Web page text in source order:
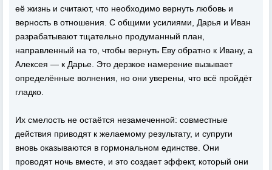
её жизнь и считают, что необходимо вернуть любовь и
верность в отношения. С общими усилиями, Дарья и Иван
разрабатывают тщательно продуманный план,
направленный на то, чтобы вернуть Еву обратно к Ивану, а
Алексея — к Дарье. Это дерзкое намерение вызывает
определённые волнения, но они уверены, что всё пройдёт
гладко.
Их смелость не остаётся незамеченной: совместные
действия приводят к желаемому результату, и супруги
вновь оказываются в гормональном единстве. Они
проводят ночь вместе, и это создает эффект, который они